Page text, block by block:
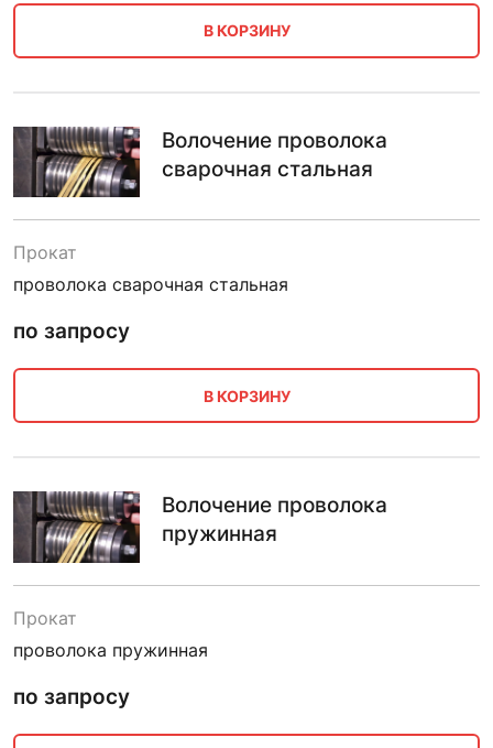
В КОРЗИНУ
Волочение проволока
сварочная стальная
Прокат
проволока сварочная стальная
по запросу
В КОРЗИНУ
Волочение проволока
пружинная
Прокат
проволока пружинная
по запросу